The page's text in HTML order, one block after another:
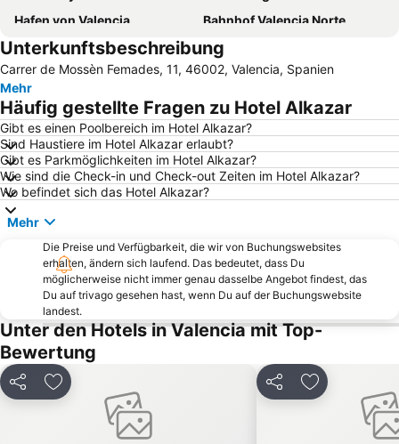
Hafen von Valencia
Bahnhof Valencia Norte
Circuit Ricardo Tormo
El Carmen
Messe Valencia
Benimaclet
Kathedrale von Valencia
Entradas Oceanografic Ciudad de las Artes
Themenpark Ciudad de las Artes y las Ciencias
Bahnhof Valencia Joaquín Sorolla
Parque Natural de la Albufera
El Saler
Balneario La Alameda
Mestalla-Stadion
Pinedo
Las Fallas
Mercado Central
Algirós
Palau de Congressos València
Cabañal - Cañamelar
De la Patacona
Camins al Grau
Port Saplaya Nord
Plaza de la Reina
L'Oceanogràfic
Eixample
L'Amistat
Calle Don Juan de Austria
Busbahnhof Valencia
Unterkunftsbeschreibung
Carrer de Mossèn Femades, 11, 46002, Valencia, Spanien
Mehr
Häufig gestellte Fragen zu Hotel Alkazar
Gibt es einen Poolbereich im Hotel Alkazar?
Sind Haustiere im Hotel Alkazar erlaubt?
Gibt es Parkmöglichkeiten im Hotel Alkazar?
Wie sind die Check-in und Check-out Zeiten im Hotel Alkazar?
Wo befindet sich das Hotel Alkazar?
Mehr
Die Preise und Verfügbarkeit, die wir von Buchungswebsites
erhalten, ändern sich laufend. Das bedeutet, dass Du
möglicherweise nicht immer genau dasselbe Angebot findest, das
Du auf trivago gesehen hast, wenn Du auf der Buchungswebsite
landest.
Unter den Hotels in Valencia mit Top-
Bewertung
Teilen Zu Favoriten hinzufügen Teilen Zu Favoriten